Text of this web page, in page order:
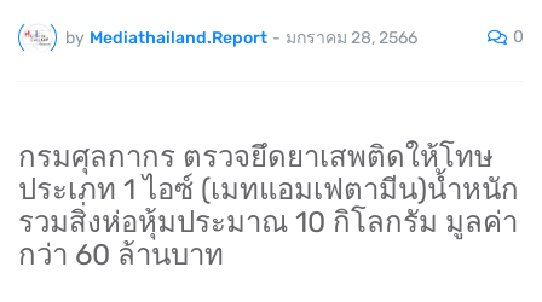
by Mediathailand.Report - มกราคม 28, 2566 0
กรมศุลกากร ตรวจยึดยาเสพติดให้โทษ
ประเภท 1 ไอซ์ (เมทแอมเฟตามีน)น้ำหนัก
รวมสิ่งห่อหุ้มประมาณ 10 กิโลกรัม มูลค่า
กว่า 60 ล้านบาท